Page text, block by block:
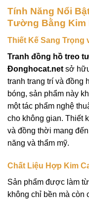
Tính Năng Nổi
Tường Bằng Kim
Thiết Kế Sang Trọng
Tranh đồng hồ treo
Đonghocat.net sở
tranh trang trí và đồng
bóng, sản phẩm này
một tác phẩm nghệ
cho không gian. Thiết
và đồng thời mang
năng và thẩm mỹ.
Chất Liệu Hợp Kim
Sản phẩm được làm từ
không chỉ bền mà còn